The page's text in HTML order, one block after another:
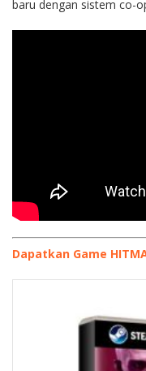
baru dengan sistem co-
Dapatkan Game